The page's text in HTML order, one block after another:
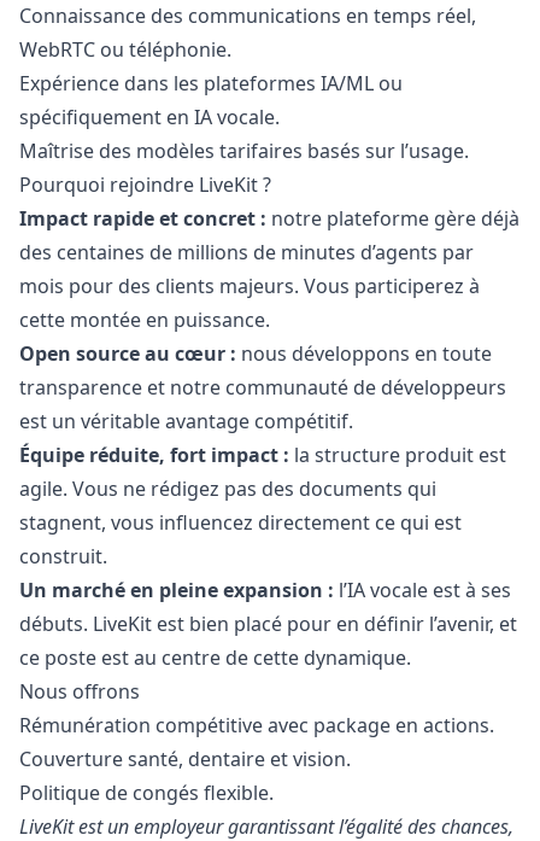
Connaissance des communications en temps réel,
WebRTC ou téléphonie.
Expérience dans les plateformes IA/ML ou
spécifiquement en IA vocale.
Maîtrise des modèles tarifaires basés sur l’usage.
Pourquoi rejoindre LiveKit ?
Impact rapide et concret : notre plateforme gère déjà
des centaines de millions de minutes d’agents par
mois pour des clients majeurs. Vous participerez à
cette montée en puissance.
Open source au cœur : nous développons en toute
transparence et notre communauté de développeurs
est un véritable avantage compétitif.
Équipe réduite, fort impact : la structure produit est
agile. Vous ne rédigez pas des documents qui
stagnent, vous influencez directement ce qui est
construit.
Un marché en pleine expansion : l’IA vocale est à ses
débuts. LiveKit est bien placé pour en définir l’avenir, et
ce poste est au centre de cette dynamique.
Nous offrons
Rémunération compétitive avec package en actions.
Couverture santé, dentaire et vision.
Politique de congés flexible.
LiveKit est un employeur garantissant l’égalité des chances,